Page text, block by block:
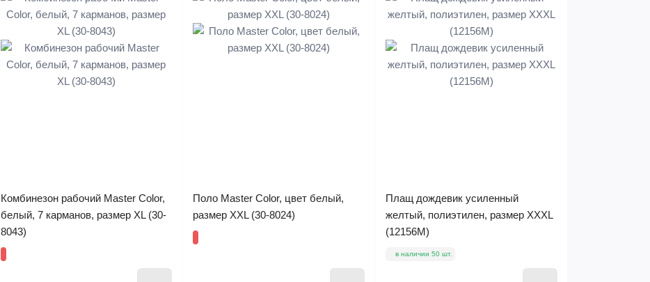
Комбинезон рабочий Master Color,
белый, 7 карманов, размер XL (30-
8043)
Поло Master Color, цвет белый,
размер XXL (30-8024)
Плащ дождевик усиленный
желтый, полиэтилен, размер XXXL
(12156М)
в наличии 50 шт.